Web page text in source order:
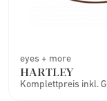
eyes + more
HARTLEY
Komplettpreis inkl.